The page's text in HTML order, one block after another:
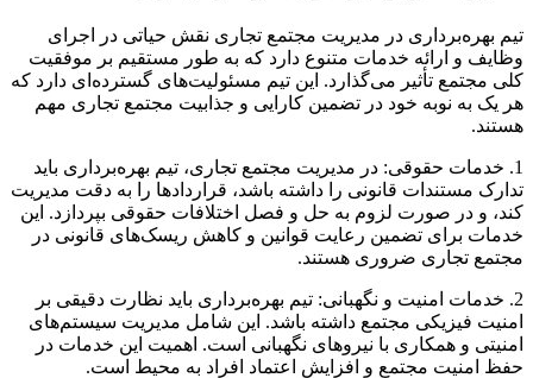
تیم بهره‌برداری در مدیریت مجتمع تجاری نقش حیاتی در اجرای
وظایف و ارائه خدمات متنوع دارد که به طور مستقیم بر موفقیت
کلی مجتمع تأثیر می‌گذارد. این تیم مسئولیت‌های گسترده‌ای دارد که
هر یک به نوبه خود در تضمین کارایی و جذابیت مجتمع تجاری مهم
هستند.
1. خدمات حقوقی: در مدیریت مجتمع تجاری، تیم بهره‌برداری باید
تدارک مستندات قانونی را داشته باشد، قراردادها را به دقت مدیریت
کند، و در صورت لزوم به حل و فصل اختلافات حقوقی بپردازد. این
خدمات برای تضمین رعایت قوانین و کاهش ریسک‌های قانونی در
مجتمع تجاری ضروری هستند.
2. خدمات امنیت و نگهبانی: تیم بهره‌برداری باید نظارت دقیقی بر
امنیت فیزیکی مجتمع داشته باشد. این شامل مدیریت سیستم‌های
امنیتی و همکاری با نیروهای نگهبانی است. اهمیت این خدمات در
حفظ امنیت مجتمع و افزایش اعتماد افراد به محیط است.